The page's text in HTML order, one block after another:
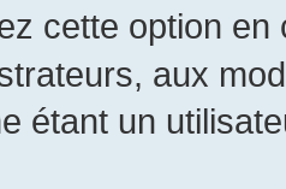
cette option
aux
étant un